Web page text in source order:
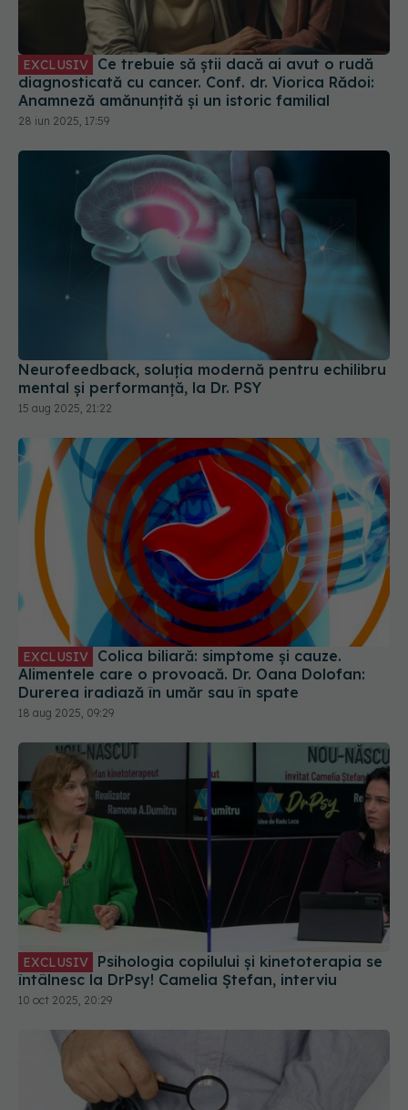
EXCLUSIV
diagnosticată cu cancer. Conf. dr. Viorica Rădoi:
Anamneză amănunțită și un istoric familial
28 iun 2025, 17:59
Neurofeedback, soluția modernă pentru echilibru
mental și performanță, la Dr. PSY
15 aug 2025, 21:22
EXCLUSIV
Alimentele care o provoacă. Dr. Oana Dolofan:
Durerea iradiază în umăr sau în spate
18 aug 2025, 09:29
EXCLUSIV
Psihologia copilului și kinetoterapia se
întâlnesc la DrPsy! Camelia Ștefan, interviu
10 oct 2025, 20:29